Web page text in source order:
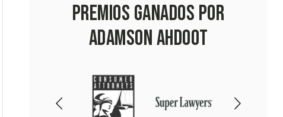
Premios Ganados por
Adamson Ahdoot